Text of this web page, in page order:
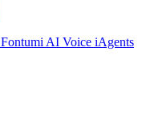
Fontumi AI Voice iAgents